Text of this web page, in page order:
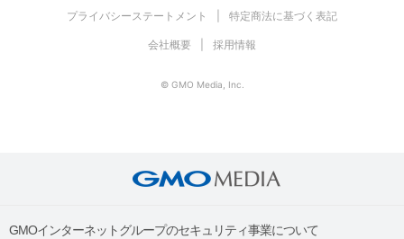
プライバシーステートメント 特定商法に基づく表記
会社概要 採用情報
© GMO Media, Inc.
GMOインターネットグループのセキュリティ事業について